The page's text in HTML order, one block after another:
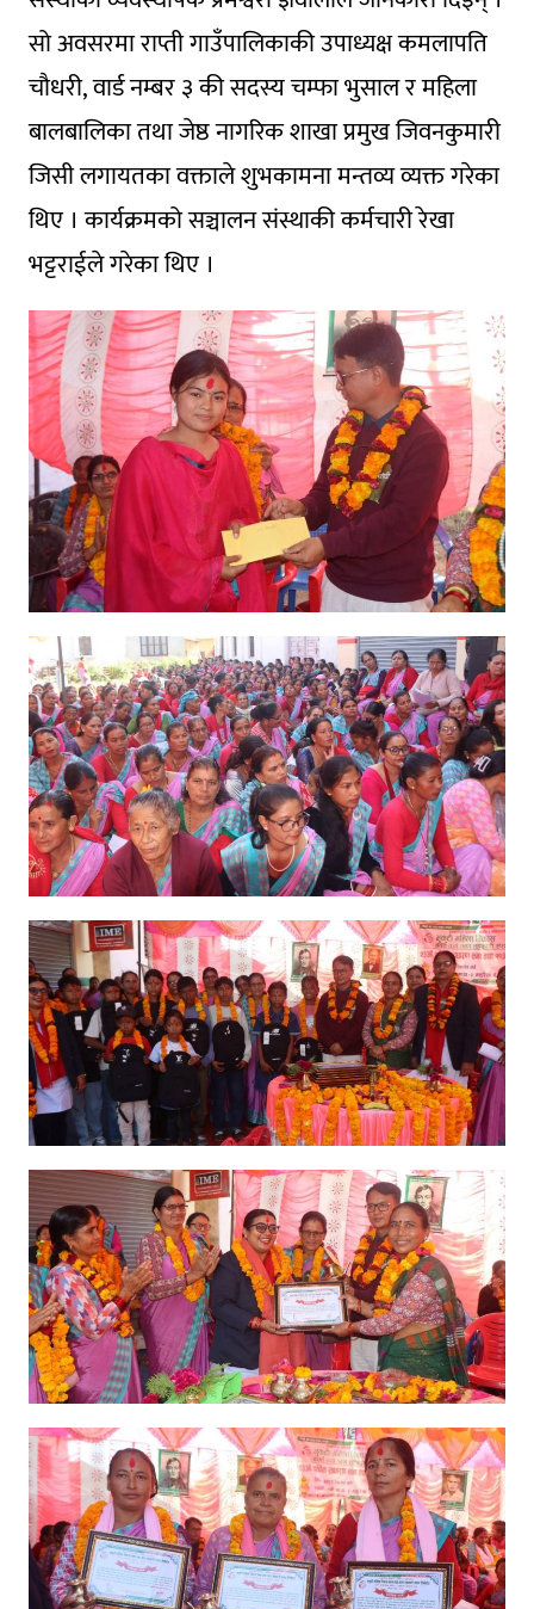
सो अवसरमा राप्ती गाउँपालिकाकी उपाध्यक्ष कमलापति
चौधरी, वार्ड नम्बर ३ की सदस्य चम्फा भुसाल र महिला
बालबालिका तथा जेष्ठ नागरिक शाखा प्रमुख जिवनकुमारी
जिसी लगायतका वक्ताले शुभकामना मन्तव्य व्यक्त गरेका
थिए । कार्यक्रमको सञ्चालन संस्थाकी कर्मचारी रेखा
भट्टराईले गरेका थिए ।